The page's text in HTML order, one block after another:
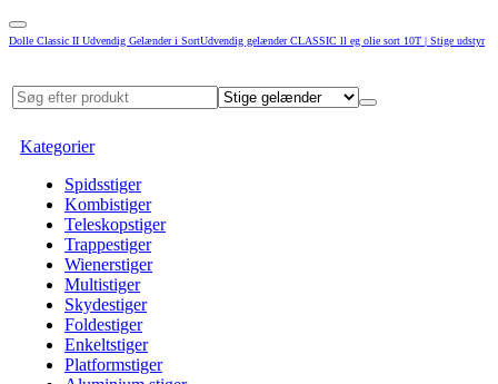
Dolle Classic II Udvendig Gelænder i SortUdvendig gelænder CLASSIC ll eg olie sort 10T | Stige udstyr
Kategorier
Spidsstiger
Kombistiger
Teleskopstiger
Trappestiger
Wienerstiger
Multistiger
Skydestiger
Foldestiger
Enkeltstiger
Platformstiger